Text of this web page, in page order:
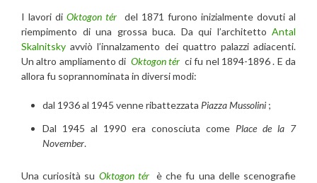
I lavori diOktogon tér del 1871 furono inizialmente dovuti al
riempimento di una grossa buca. Da qui l’architetto Antal
Skalnitsky avviò l’innalzamento dei quattro palazzi adiacenti.
Un altro ampliamento di Oktogon tér ci fu nel 1894-1896 . E da
allora fu soprannominata in diversi modi:
dal 1936 al 1945 venne ribattezzata Piazza Mussolini ;
Dal 1945 al 1990 era conosciuta come Place de la 7
November.
Una curiosità su Oktogon térè che fu una delle scenografie